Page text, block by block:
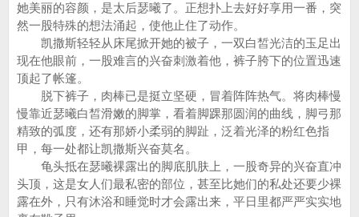
她美丽的容颜，是太后瑟曦了。正想扑上去好好享用一番，突
然一股特殊的想法涌起，使他止住了动作。
凯撒斯轻轻从床尾掀开她的被子，一双白皙光洁的玉足出
现在他眼前，一股难言的兴奋刺激着他，裤子胯下的位置迅速
顶起了帐篷。
脱下裤子，肉棒已是挺立坚硬，冒着阵阵热气。将肉棒慢
慢靠近瑟曦白皙滑嫩的脚掌，看着脚踝那圆润的曲线，脚弓那
精致的弧度，还有那娇小柔弱的脚趾，泛着光泽的粉红色指
甲，每一处都让凯撒斯兴奋莫名。
龟头抵在瑟曦裸露出的脚底肌肤上，一股奇异的兴奋直冲
头顶，这是女人们最私密的部位，甚至比她们的私处还要少裸
露在外，只有沐浴和睡觉时才会露出来，平日里都严严实实地